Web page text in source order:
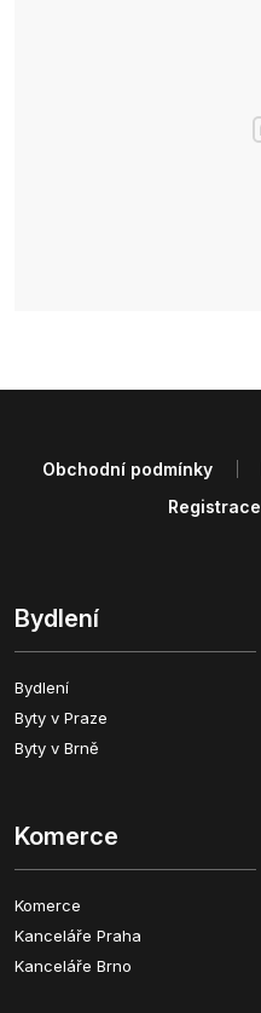
Bydlení
Bydlení
Byty v Praze
Byty v Brně
Komerce
Komerce
Kanceláře Praha
Kanceláře Brno
Obchodní podmínky
Registrace